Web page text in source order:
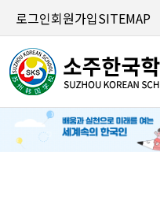
로그인회원가입SITEMAP